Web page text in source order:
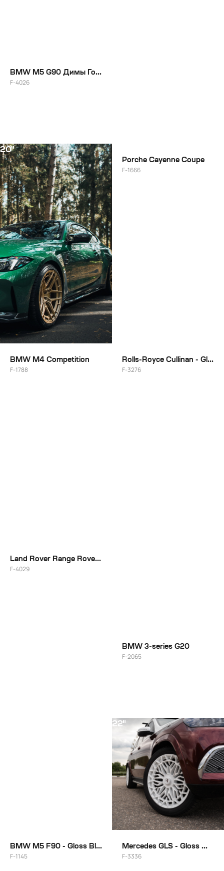
Porche Cayenne Coupe
F-1666
BMW M5 G90 Димы Гордея
F-4026
20"
BMW M4 Competition
F-1788
Rolls-Royce Cullinan - Gloss Brushed + Black Smoke
F-3276
Land Rover Range Rover - тяжёлый люкс
F-4029
BMW 3-series G20
F-2065
22"
Mercedes GLS - Gloss White
F-3336
BMW M5 F90 - Gloss Black Smoke
F-1145